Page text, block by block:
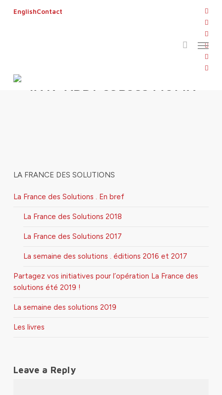
flickr
EnglishContact
search
Menu
LA FRANCE DES SOLUTIONS
La France des Solutions . En bref
La France des Solutions 2018
La France des Solutions 2017
La semaine des solutions . éditions 2016 et 2017
Partagez vos initiatives pour l’opération La France des
solutions été 2019 !
La semaine des solutions 2019
Les livres
Leave a Reply